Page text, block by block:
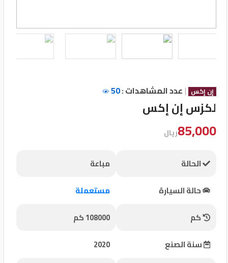
الدخول
English
مستثمري
السيارات
مطلوب
شركات
مميزة
إن إكس | عدد المشاهدات :50
لكزس إن إكس
85,000ريال
الحالة
مباعة
حالة السيارة
مستعملة
كم
108000 كم
سنة الصنع
2020